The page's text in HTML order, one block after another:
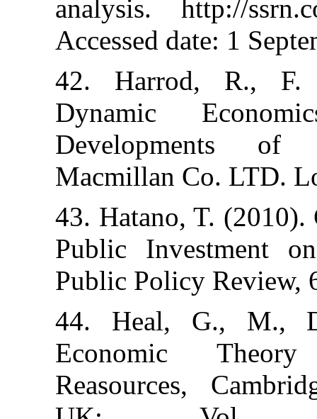
analysis.
Accessed
42. Harrod,
Dynamic
Macmillan
43. Hatano,
Public
Public Policy
44. Heal,
Economic
Reasources,